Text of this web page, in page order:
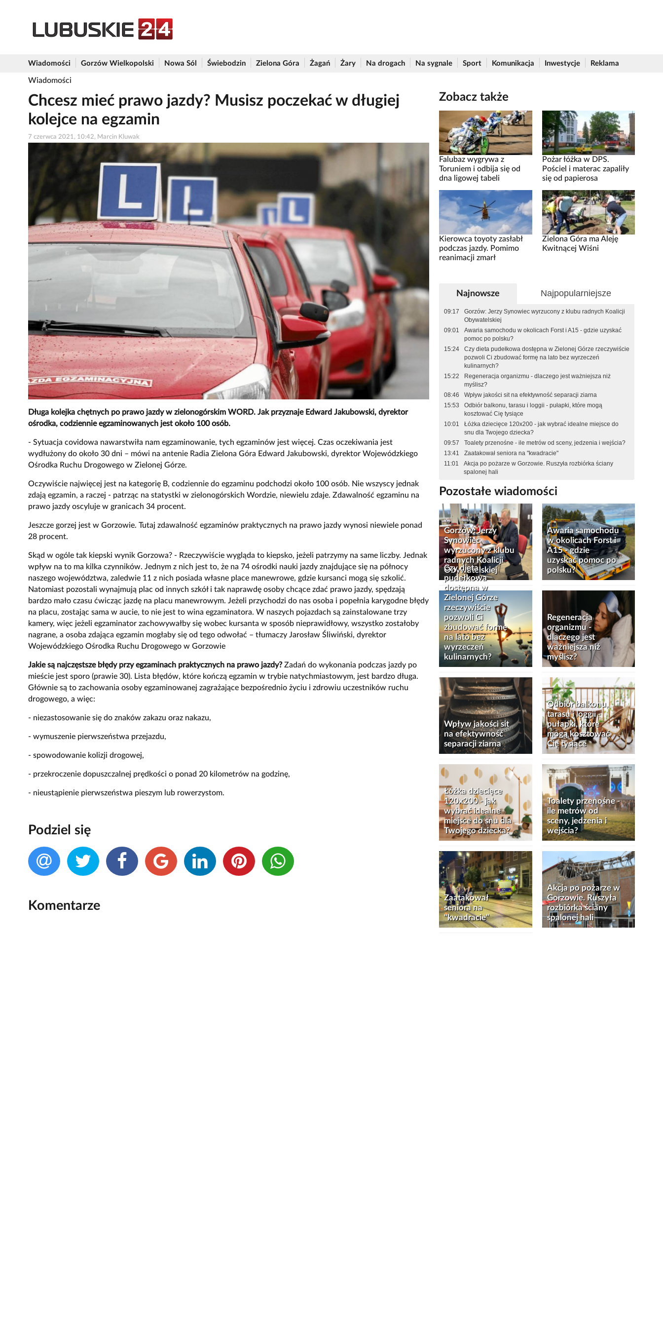
Wiadomości Gorzów Wielkopolski Nowa Sól Świebodzin Zielona Góra Żagań Żary Na drogach Na sygnale Sport Komunikacja Inwestycje Reklama
Wiadomości
Chcesz mieć prawo jazdy? Musisz poczekać w długiej
kolejce na egzamin
7 czerwca 2021, 10:42, Marcin Kluwak
Długa kolejka chętnych po prawo jazdy w zielonogórskim WORD. Jak przyznaje Edward Jakubowski, dyrektor
ośrodka, codziennie egzaminowanych jest około 100 osób.
- Sytuacja covidowa nawarstwiła nam egzaminowanie, tych egzaminów jest więcej. Czas oczekiwania jest
wydłużony do około 30 dni – mówi na antenie Radia Zielona Góra Edward Jakubowski, dyrektor Wojewódzkiego
Ośrodka Ruchu Drogowego w Zielonej Górze.
Oczywiście najwięcej jest na kategorię B, codziennie do egzaminu podchodzi około 100 osób. Nie wszyscy jednak
zdają egzamin, a raczej - patrząc na statystki w zielonogórskich Wordzie, niewielu zdaje. Zdawalność egzaminu na
prawo jazdy oscyluje w granicach 34 procent.
Jeszcze gorzej jest w Gorzowie. Tutaj zdawalność egzaminów praktycznych na prawo jazdy wynosi niewiele ponad
28 procent.
Skąd w ogóle tak kiepski wynik Gorzowa? - Rzeczywiście wygląda to kiepsko, jeżeli patrzymy na same liczby. Jednak
wpływ na to ma kilka czynników. Jednym z nich jest to, że na 74 ośrodki nauki jazdy znajdujące się na północy
naszego województwa, zaledwie 11 z nich posiada własne place manewrowe, gdzie kursanci mogą się szkolić.
Natomiast pozostali wynajmują plac od innych szkół i tak naprawdę osoby chcące zdać prawo jazdy, spędzają
bardzo mało czasu ćwicząc jazdę na placu manewrowym. Jeżeli przychodzi do nas osoba i popełnia karygodne błędy
na placu, zostając sama w aucie, to nie jest to wina egzaminatora. W naszych pojazdach są zainstalowane trzy
kamery, więc jeżeli egzaminator zachowywałby się wobec kursanta w sposób nieprawidłowy, wszystko zostałoby
nagrane, a osoba zdająca egzamin mogłaby się od tego odwołać – tłumaczy Jarosław Śliwiński, dyrektor
Wojewódzkiego Ośrodka Ruchu Drogowego w Gorzowie
Jakie są najczęstsze błędy przy egzaminach praktycznych na prawo jazdy?Zadań do wykonania podczas jazdy po
mieście jest sporo (prawie 30). Lista błędów, które kończą egzamin w trybie natychmiastowym, jest bardzo długa.
Głównie są to zachowania osoby egzaminowanej zagrażające bezpośrednio życiu i zdrowiu uczestników ruchu
drogowego, a więc:
- niezastosowanie się do znaków zakazu oraz nakazu,
- wymuszenie pierwszeństwa przejazdu,
- spowodowanie kolizji drogowej,
- przekroczenie dopuszczalnej prędkości o ponad 20 kilometrów na godzinę,
- nieustąpienie pierwszeństwa pieszym lub rowerzystom.
Podziel się
Komentarze
Zobacz także
Falubaz wygrywa z
Toruniem i odbija się od
dna ligowej tabeli
Pożar łóżka w DPS.
Pościel i materac zapaliły
się od papierosa
Kierowca toyoty zasłabł
podczas jazdy. Pomimo
reanimacji zmarł
Zielona Góra ma Aleję
Kwitnącej Wiśni
Najnowsze Najpopularniejsze
09:17
Gorzów: Jerzy Synowiec wyrzucony z klubu radnych Koalicji
Obywatelskiej
09:01
Awaria samochodu w okolicach Forst i A15 - gdzie uzyskać
pomoc po polsku?
15:24
Czy dieta pudełkowa dostępna w Zielonej Górze rzeczywiście
pozwoli Ci zbudować formę na lato bez wyrzeczeń
kulinarnych?
15:22
Regeneracja organizmu - dlaczego jest ważniejsza niż
myślisz?
08:46
Wpływ jakości sit na efektywność separacji ziarna
15:53
Odbiór balkonu, tarasu i loggii - pułapki, które mogą
kosztować Cię tysiące
10:01
Łóżka dziecięce 120x200 - jak wybrać idealne miejsce do
snu dla Twojego dziecka?
09:57
Toalety przenośne - ile metrów od sceny, jedzenia i wejścia?
13:41
Zaatakował seniora na "kwadracie"
11:01
Akcja po pożarze w Gorzowie. Ruszyła rozbiórka ściany
spalonej hali
Pozostałe wiadomości
Gorzów: Jerzy
Synowiec
wyrzucony z klubu
radnych Koalicji
Obywatelskiej
Awaria samochodu
w okolicach Forst i
A15 - gdzie
uzyskać pomoc po
polsku?
Czy dieta
pudełkowa
dostępna w
Zielonej Górze
rzeczywiście
pozwoli Ci
zbudować formę
na lato bez
wyrzeczeń
kulinarnych?
Regeneracja
organizmu -
dlaczego jest
ważniejsza niż
myślisz?
Wpływ jakości sit
na efektywność
separacji ziarna
Odbiór balkonu,
tarasu i loggii -
pułapki, które
mogą kosztować
Cię tysiące
Łóżka dziecięce
120x200 - jak
wybrać idealne
miejsce do snu dla
Twojego dziecka?
Toalety przenośne -
ile metrów od
sceny, jedzenia i
wejścia?
Zaatakował
seniora na
"kwadracie"
Akcja po pożarze w
Gorzowie. Ruszyła
rozbiórka ściany
spalonej hali